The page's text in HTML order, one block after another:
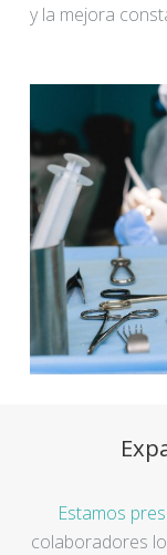
y la mejora
Estamos
colaboradores